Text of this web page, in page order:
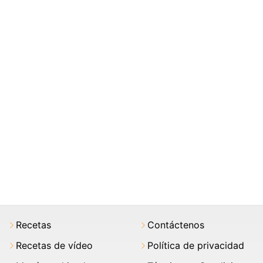
Recetas
Recetas de vídeo
Contáctenos
Política de privacidad